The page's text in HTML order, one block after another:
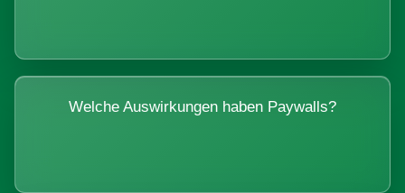
Welche Auswirkungen haben Paywalls?